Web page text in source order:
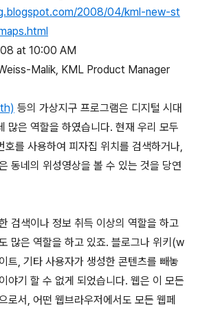
2008/04/kml-new-st
at 10:00 AM
Malik, KML Product Manager
등의 가상지구 프로그램은 디지털 시대
많은 역할을 하였습니다. 현재 우리 모두
호를 사용하여 피자집 위치를 검색하거나,
동네의 위성영상을 볼 수 있는 것을 당연
검색이나 정보 취득 이상의 역할을 하고
많은 역할을 하고 있죠. 블로그나 위키(w
트, 기타 사용자가 생성한 콘텐츠를 빼놓
야기 할 수 없게 되었습니다. 웹은 이 모든
로서, 어떤 웹브라우저에서도 모든 웹페